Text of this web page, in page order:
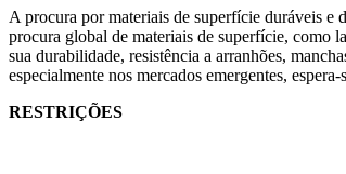
A procura por materiais de superfície duráveis ​​e
procura global de materiais de superfície, como
sua durabilidade, resistência a arranhões,
especialmente nos mercados emergentes,
RESTRIÇÕES